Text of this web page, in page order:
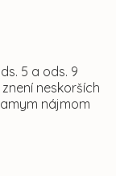
5 a ods. 9
neskorších
nájmom